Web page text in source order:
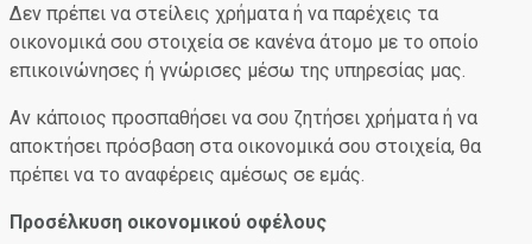
Δεν πρέπει να στείλεις χρήματα ή να παρέχεις τα
οικονομικά σου στοιχεία σε κανένα άτομο με το οποίο
επικοινώνησες ή γνώρισες μέσω της υπηρεσίας μας.
Αν κάποιος προσπαθήσει να σου ζητήσει χρήματα ή να
αποκτήσει πρόσβαση στα οικονομικά σου στοιχεία, θα
πρέπει να το αναφέρεις αμέσως σε εμάς.
Προσέλκυση οικονομικού οφέλους